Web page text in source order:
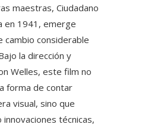
maestras, Ciudadano
en 1941, emerge
cambio considerable
la dirección y
Welles, este film no
forma de contar
visual, sino que
técnicas,